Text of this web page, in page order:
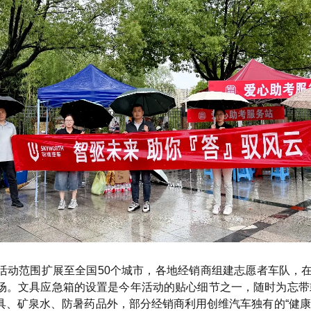
动范围扩展至全国50个城市，各地经销商组建志愿者车队，
。文具应急箱的设置是今年活动的贴心细节之一，随时为忘
矿泉水、防暑药品外，部分经销商利用创维汽车独有的“健